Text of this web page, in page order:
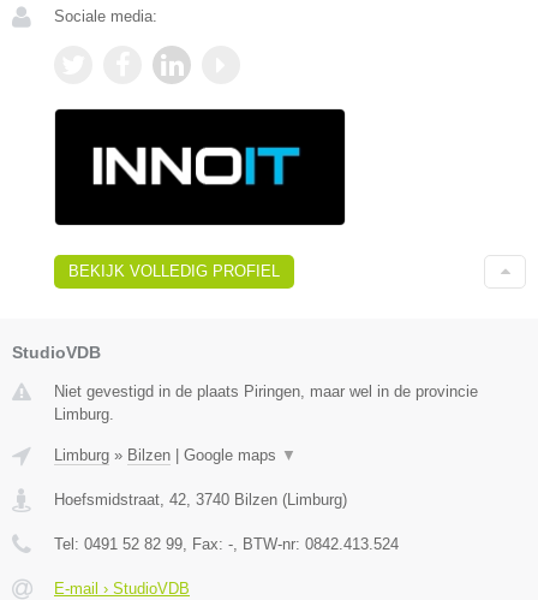
Sociale media:
BEKIJK VOLLEDIG PROFIEL
StudioVDB
Niet gevestigd in de plaats Piringen, maar wel in de provincie
Limburg.
Limburg » Bilzen Google maps ▼
Hoefsmidstraat, 42, 3740 Bilzen (Limburg)
Tel: 0491 52 82 99, Fax: -, BTW-nr: 0842.413.524
E-mail › StudioVDB